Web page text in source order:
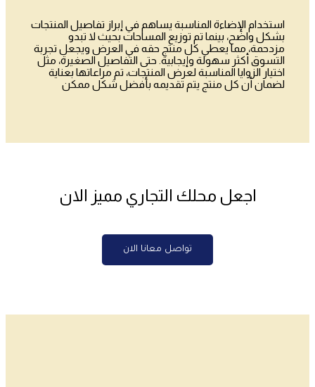
استخدام الإضاءة المناسبة يساهم في إبراز تفاصيل المنتجات
بشكل واضح، بينما تم توزيع المساحات بحيث لا تبدو
مزدحمة، مما يعطي كل منتج حقه في العرض ويجعل تجربة
التسوق أكثر سهولة وإيجابية. حتى التفاصيل الصغيرة، مثل
اختيار الزوايا المناسبة لعرض المنتجات، تم مراعاتها بعناية
لضمان أن كل منتج يتم تقديمه بأفضل شكل ممكن
اجعل محلك التجاري مميز الان
تواصل معانا الان